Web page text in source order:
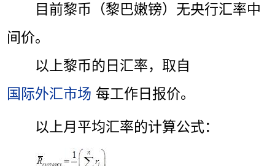
目前黎币（黎巴嫩镑）无央行汇率中
间价。
以上黎币的日汇率，取自
国际外汇市场 每工作日报价。
以上月平均汇率的计算公式：